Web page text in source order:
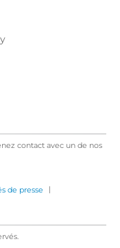
contact avec un de nos
de presse |